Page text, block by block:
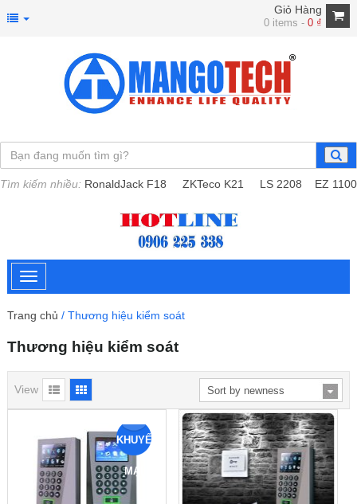
Giỏ Hàng
0 items -0 ₫
Tìm kiếm nhiều: RonaldJack F18 ZKTeco K21 LS 2208 EZ 1100
Trang chủ / Thương hiệu kiểm soát
Thương hiệu kiểm soát
View
KHUYẾN
MẠI